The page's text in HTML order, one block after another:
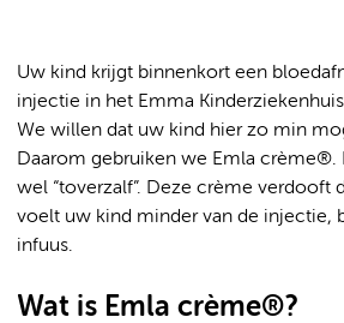
Uw kind krijgt binnenkort een
injectie in het Emma
We willen dat uw kind hier zo min
Daarom gebruiken we Emla
wel “toverzalf”. Deze crème verdooft
voelt uw kind minder van de injectie,
infuus.
Wat is Emla crème®?